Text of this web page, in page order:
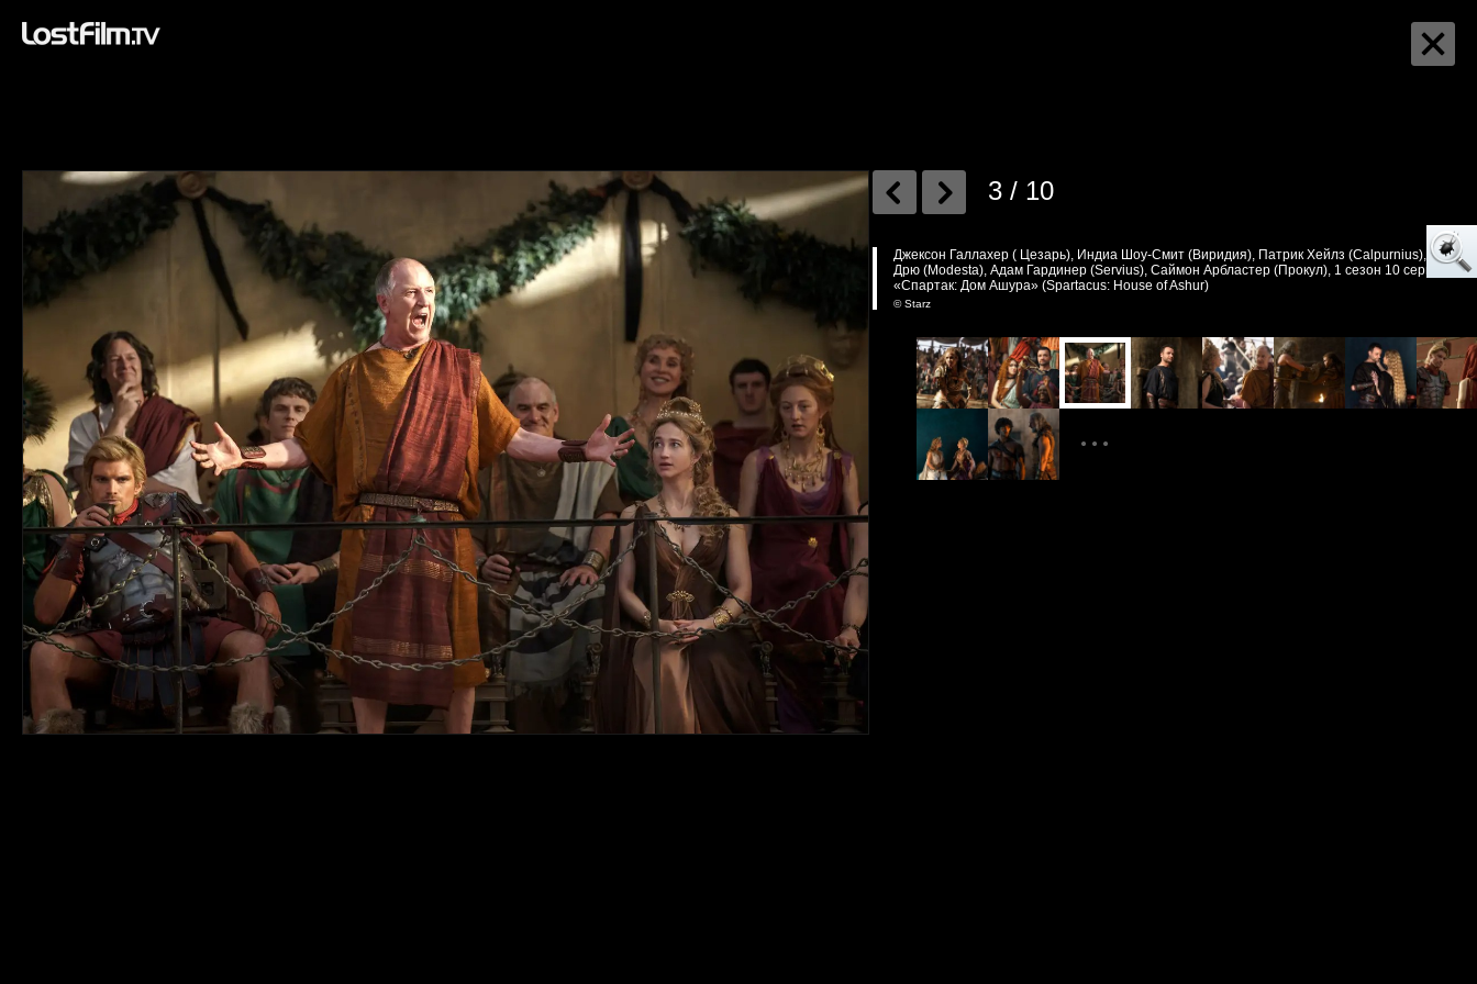
3 / 10
Джексон Галлахер ( Цезарь), Индиа Шоу-Смит (Виридия), Патрик Хейлз (Calpurnius), Жак
Дрю (Modesta), Адам Гардинер (Servius), Саймон Арбластер (Прокул), 1 сезон 10 серия,
«Спартак: Дом Ашура» (Spartacus: House of Ashur)
© Starz